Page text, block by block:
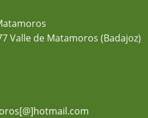
Valle de Matamoros (Badajoz)